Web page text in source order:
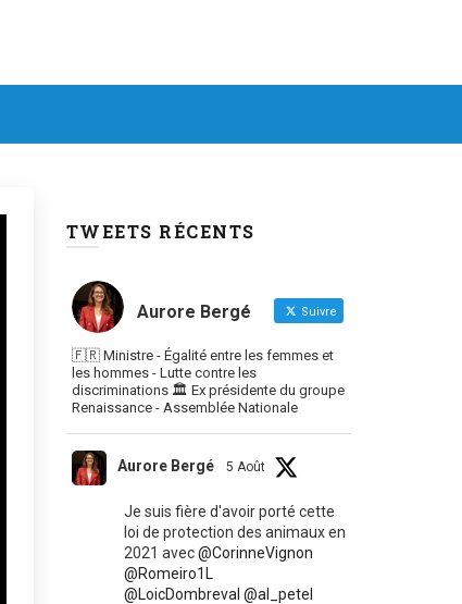
TWEETS RÉCENTS
Aurore Bergé Suivre
🇫🇷 Ministre - Égalité entre les femmes et
les hommes - Lutte contre les
discriminations 🏛 Ex présidente du groupe
Renaissance - Assemblée Nationale
Aurore Bergé 5 Août
Je suis fière d'avoir porté cette
loi de protection des animaux en
2021 avec@CorinneVignon
@Romeiro1L
@LoicDombreval @al_petel